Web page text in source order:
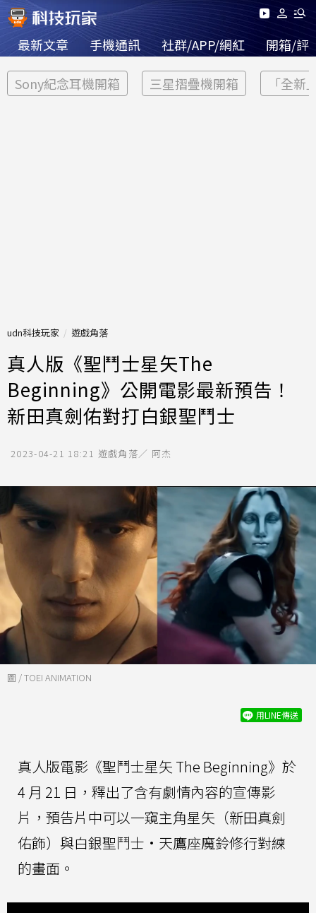
最新文章 手機通訊 社群/APP/網紅 開箱/評
Sony紀念耳機開箱 三星摺疊機開箱 「全新
udn科技玩家 遊戲角落
真人版《聖鬥士星矢The
Beginning》公開電影最新預告！
新田真劍佑對打白銀聖鬥士
2023-04-21 18:21 遊戲角落／ 阿杰
圖 / TOEI ANIMATION
用LINE傳送
真人版電影《聖鬥士星矢 The Beginning》於
4 月 21 日，釋出了含有劇情內容的宣傳影
片，預告片中可以一窺主角星矢（新田真劍
佑飾）與白銀聖鬥士·天鷹座魔鈴修行對練
的畫面。